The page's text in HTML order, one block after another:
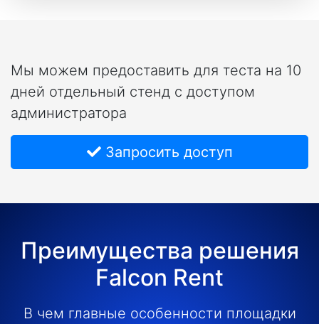
Мы можем предоставить для теста на 10
дней отдельный стенд с доступом
администратора
Запросить доступ
Преимущества решения
Falcon Rent
В чем главные особенности площадки